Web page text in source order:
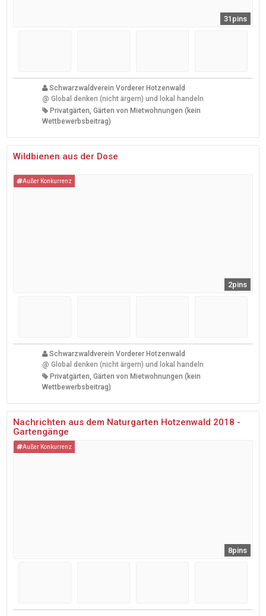
31pins
Schwarzwaldverein Vorderer Hotzenwald
@ Global denken (nicht ärgern) und lokal handeln
Privatgärten, Gärten von Mietwohnungen (kein
Wettbewerbsbeitrag)
Wildbienen aus der Dose
Außer Konkurrenz
2pins
Schwarzwaldverein Vorderer Hotzenwald
@ Global denken (nicht ärgern) und lokal handeln
Privatgärten, Gärten von Mietwohnungen (kein
Wettbewerbsbeitrag)
Nachrichten aus dem Naturgarten Hotzenwald 2018 -
Gartengänge
Außer Konkurrenz
8pins